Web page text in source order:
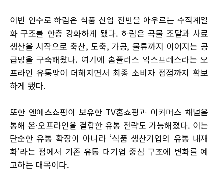
이번 인수로 하림은 식품 산업 전반을 아우르는 수직계열
화 구조를 한층 강화하게 됐다. 하림은 곡물 조달과 사료
생산을 시작으로 축산, 도축, 가공, 물류까지 이어지는 공
급망을 구축해왔다. 여기에 홈플러스 익스프레스라는 오
프라인 유통망이 더해지면서 최종 소비자 접점까지 확보
하게 됐다.
또한 엔에스쇼핑이 보유한 TV홈쇼핑과 이커머스 채널을
통해 온·오프라인을 결합한 유통 전략도 가능해졌다. 이는
단순한 유통 확장이 아니라 ‘식품 생산기업의 유통 내재
화’라는 점에서 기존 유통 대기업 중심 구조에 변화를 예
고하는 대목이다.